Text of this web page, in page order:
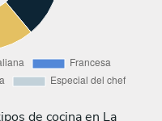
de cocina en La